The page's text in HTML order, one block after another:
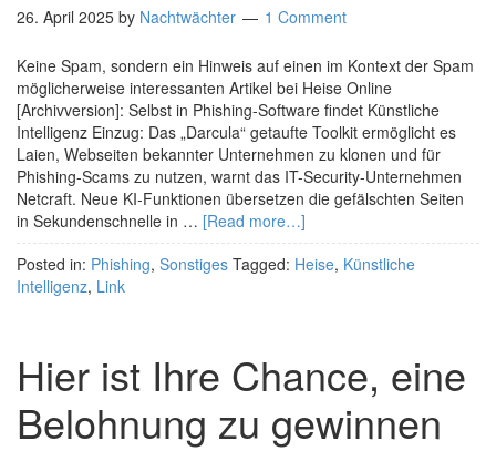
26. April 2025 by Nachtwächter 1 Comment
Keine Spam, sondern ein Hinweis auf einen im Kontext der Spam
möglicherweise interessanten Artikel bei Heise Online
[Archivversion]: Selbst in Phishing-Software findet Künstliche
Intelligenz Einzug: Das „Darcula“ getaufte Toolkit ermöglicht es
Laien, Webseiten bekannter Unternehmen zu klonen und für
Phishing-Scams zu nutzen, warnt das IT-Security-Unternehmen
Netcraft. Neue KI-Funktionen übersetzen die gefälschten Seiten
in Sekundenschnelle in … [Read more…]
Posted in: Phishing, Sonstiges Tagged: Heise, Künstliche
Intelligenz, Link
Hier ist Ihre Chance, eine
Belohnung zu gewinnen